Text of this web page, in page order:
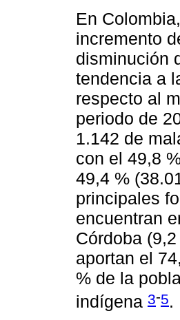
En
incremento
disminución
tendencia a
respecto al
periodo de
1.142 de
con el 49,8
49,4 %
principales
encuentran
Córdoba
aportan el
% de la
indígena 3-5.